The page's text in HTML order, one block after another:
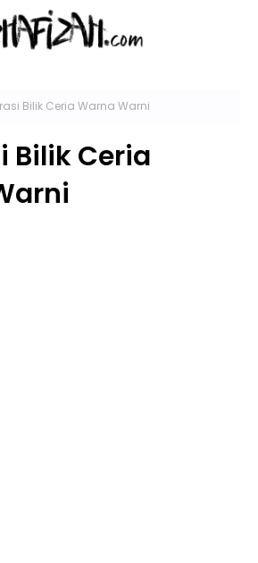
Bilik Ceria Warna Warni
Bilik Ceria